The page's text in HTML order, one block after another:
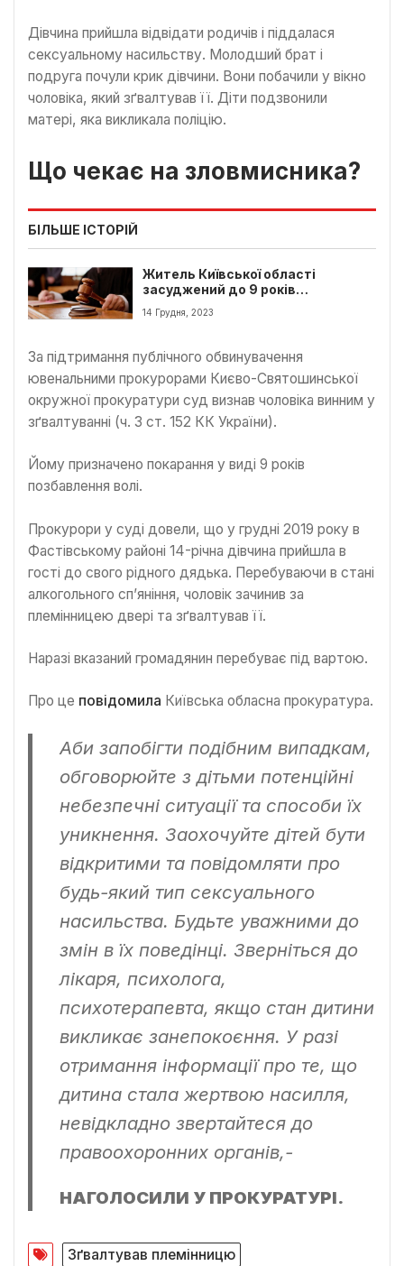
Дівчина прийшла відвідати родичів і піддалася
сексуальному насильству. Молодший брат і
подруга почули крик дівчини. Вони побачили у вікно
чоловіка, який зґвалтував її. Діти подзвонили
матері, яка викликала поліцію.
Що чекає на зловмисника?
БІЛЬШЕ ІСТОРІЙ
Житель Київської області
засуджений до 9 років
позбавлення волі за
зґвалтування племінниці
14 Грудня, 2023
За підтримання публічного обвинувачення
ювенальними прокурорами Києво-Святошинської
окружної прокуратури суд визнав чоловіка винним у
зґвалтуванні (ч. 3 ст. 152 КК України).
Йому призначено покарання у виді 9 років
позбавлення волі.
Прокурори у суді довели, що у грудні 2019 року в
Фастівському районі 14-річна дівчина прийшла в
гості до свого рідного дядька. Перебуваючи в стані
алкогольного сп’яніння, чоловік зачинив за
племінницею двері та зґвалтував її.
Наразі вказаний громадянин перебуває під вартою.
Про це повідомила Київська обласна прокуратура.
Аби запобігти подібним випадкам,
обговорюйте з дітьми потенційні
небезпечні ситуації та способи їх
уникнення. Заохочуйте дітей бути
відкритими та повідомляти про
будь-який тип сексуального
насильства. Будьте уважними до
змін в їх поведінці. Зверніться до
лікаря, психолога,
психотерапевта, якщо стан дитини
викликає занепокоєння. У разі
отримання інформації про те, що
дитина стала жертвою насилля,
невідкладно звертайтеся до
правоохоронних органів,-
НАГОЛОСИЛИ У ПРОКУРАТУРІ.
Зґвалтував племінницю